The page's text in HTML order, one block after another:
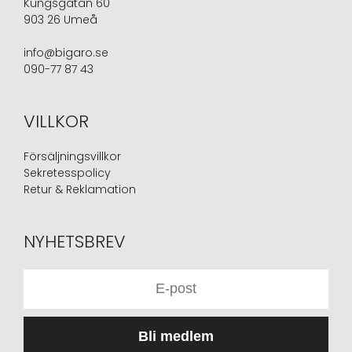
903 26 Umeå
info@bigaro.se
090-77 87 43
VILLKOR
Försäljningsvillkor
Sekretesspolicy
Retur & Reklamation
NYHETSBREV
Bli medlem